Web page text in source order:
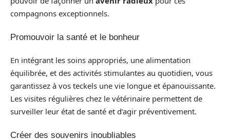
compagnons exceptionnels.
Promouvoir la santé et le bonheur
En intégrant les soins appropriés, une alimentation
équilibrée, et des activités stimulantes au quotidien, vous
garantissez à vos teckels une vie longue et épanouissante.
Les visites régulières chez le vétérinaire permettent de
surveiller leur état de santé et d’agir préventivement.
Créer des souvenirs inoubliables